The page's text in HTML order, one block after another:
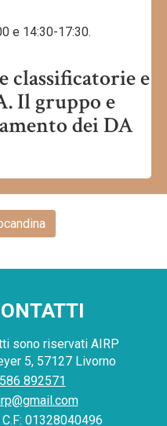
e 14:30-17:30.
classificatorie e
Il gruppo e
dei DA
sono riservati AIRP
5, 57127 Livorno
892571
01328040496